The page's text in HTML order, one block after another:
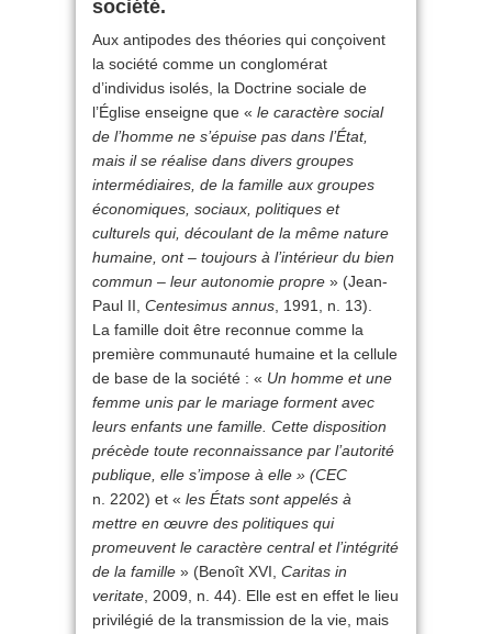
société.
Aux antipodes des théories qui conçoivent
la société comme un conglomérat
d’individus isolés, la Doctrine sociale de
l’Église enseigne que « le caractère social
de l’homme ne s’épuise pas dans l’État,
mais il se réalise dans divers groupes
intermédiaires, de la famille aux groupes
économiques, sociaux, politiques et
culturels qui, découlant de la même nature
humaine, ont – toujours à l’intérieur du bien
commun – leur autonomie propre » (Jean-
Paul II, Centesimus annus , 1991, n. 13).
La famille doit être reconnue comme la
première communauté humaine et la cellule
de base de la société : « Un homme et une
femme unis par le mariage forment avec
leurs enfants une famille. Cette disposition
précède toute reconnaissance par l’autorité
publique, elle s’impose à elle » (CEC
n. 2202) et « les États sont appelés à
mettre en œuvre des politiques qui
promeuvent le caractère central et l’intégrité
de la famille » (Benoît XVI, Caritas in
veritate , 2009, n. 44). Elle est en effet le lieu
privilégié de la transmission de la vie, mais